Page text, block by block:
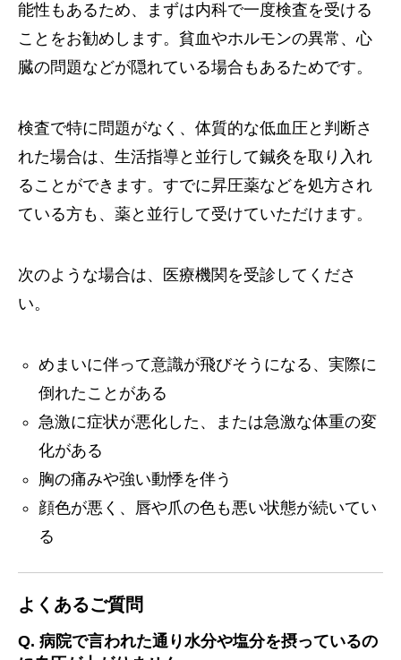
能性もあるため、まずは内科で一度検査を受ける
ことをお勧めします。貧血やホルモンの異常、心
臓の問題などが隠れている場合もあるためです。
検査で特に問題がなく、体質的な低血圧と判断さ
れた場合は、生活指導と並行して鍼灸を取り入れ
ることができます。すでに昇圧薬などを処方され
ている方も、薬と並行して受けていただけます。
次のような場合は、医療機関を受診してくださ
い。
めまいに伴って意識が飛びそうになる、実際に
倒れたことがある
急激に症状が悪化した、または急激な体重の変
化がある
胸の痛みや強い動悸を伴う
顔色が悪く、唇や爪の色も悪い状態が続いてい
る
よくあるご質問
Q. 病院で言われた通り水分や塩分を摂っているの